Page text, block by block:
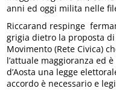
anni ed oggi milita nelle
Riccarand respinge
grigia dietro la proposta
Movimento (Rete Civica)
l’attuale maggioranza ed
d’Aosta una legge
accordo è necessario e